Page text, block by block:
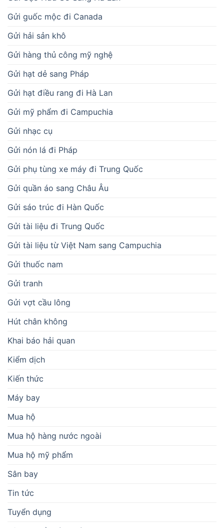
Gửi guốc mộc đi Canada
Gửi hải sản khô
Gửi hàng thủ công mỹ nghệ
Gửi hạt dẻ sang Pháp
Gửi hạt điều rang đi Hà Lan
Gửi mỹ phẩm đi Campuchia
Gửi nhạc cụ
Gửi nón lá đi Pháp
Gửi phụ tùng xe máy đi Trung Quốc
Gửi quần áo sang Châu Âu
Gửi sáo trúc đi Hàn Quốc
Gửi tài liệu đi Trung Quốc
Gửi tài liệu từ Việt Nam sang Campuchia
Gửi thuốc nam
Gửi tranh
Gửi vợt cầu lông
Hút chân không
Khai báo hải quan
Kiểm dịch
Kiến thức
Máy bay
Mua hộ
Mua hộ hàng nước ngoài
Mua hộ mỹ phẩm
Sân bay
Tin tức
Tuyển dụng